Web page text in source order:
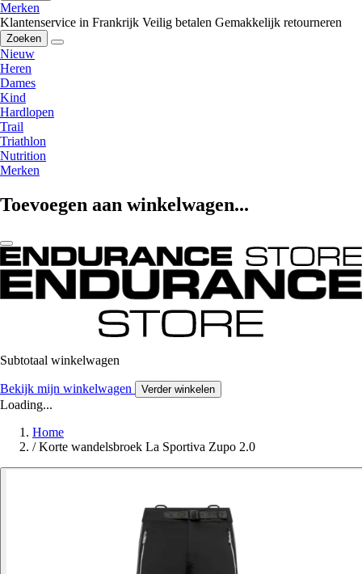
Merken
Klantenservice in Frankrijk Veilig betalen Gemakkelijk retourneren
Zoeken
Nieuw
Heren
Dames
Kind
Hardlopen
Trail
Triathlon
Nutrition
Merken
Toevoegen aan winkelwagen...
Subtotaal winkelwagen
Bekijk mijn winkelwagen Verder winkelen
Loading...
Home
/ Korte wandelsbroek La Sportiva Zupo 2.0